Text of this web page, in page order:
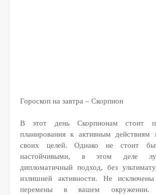
Гороскоп на завтра – Скорпион
В этот день Скорпионам стоит
планирования к активным действиям
своих целей. Однако не стоит
настойчивыми, в этом деле
дипломатичный подход, без
излишней активности. Не
перемены в вашем